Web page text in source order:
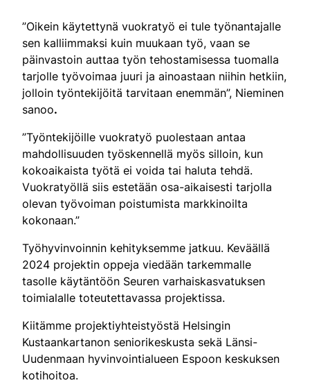
”Oikein käytettynä vuokratyö ei tule työnantajalle
sen kalliimmaksi kuin muukaan työ, vaan se
päinvastoin auttaa työn tehostamisessa tuomalla
tarjolle työvoimaa juuri ja ainoastaan niihin hetkiin,
jolloin työntekijöitä tarvitaan enemmän”, Nieminen
sanoo.
”Työntekijöille vuokratyö puolestaan antaa
mahdollisuuden työskennellä myös silloin, kun
kokoaikaista työtä ei voida tai haluta tehdä.
Vuokratyöllä siis estetään osa-aikaisesti tarjolla
olevan työvoiman poistumista markkinoilta
kokonaan.”
Työhyvinvoinnin kehityksemme jatkuu. Keväällä
2024 projektin oppeja viedään tarkemmalle
tasolle käytäntöön Seuren varhaiskasvatuksen
toimialalle toteutettavassa projektissa.
Kiitämme projektiyhteistyöstä Helsingin
Kustaankartanon seniorikeskusta sekä Länsi-
Uudenmaan hyvinvointialueen Espoon keskuksen
kotihoitoa.